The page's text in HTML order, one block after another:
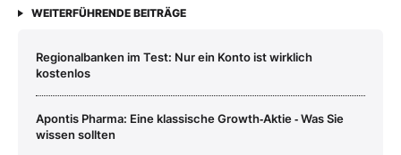
WEITERFÜHRENDE BEITRÄGE
Regionalbanken im Test: Nur ein Konto ist wirklich
kostenlos
Apontis Pharma: Eine klassische Growth‑Aktie ‑ Was Sie
wissen sollten